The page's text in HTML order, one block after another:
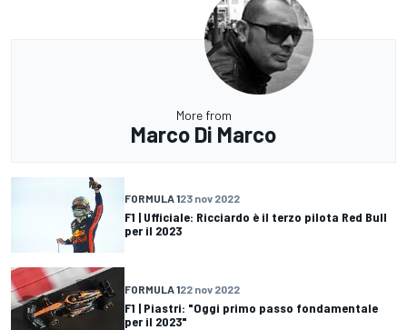
More from
Marco Di Marco
FORMULA 123 nov 2022
F1 | Ufficiale: Ricciardo è il terzo pilota Red Bull
per il 2023
FORMULA 122 nov 2022
F1 | Piastri: "Oggi primo passo fondamentale
per il 2023"